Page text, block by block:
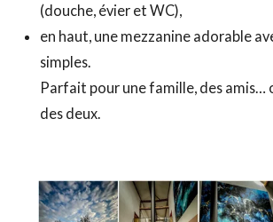
(douche, évier et WC),
en haut, une mezzanine adorable
simples.
Parfait pour une famille, des amis…
des deux.